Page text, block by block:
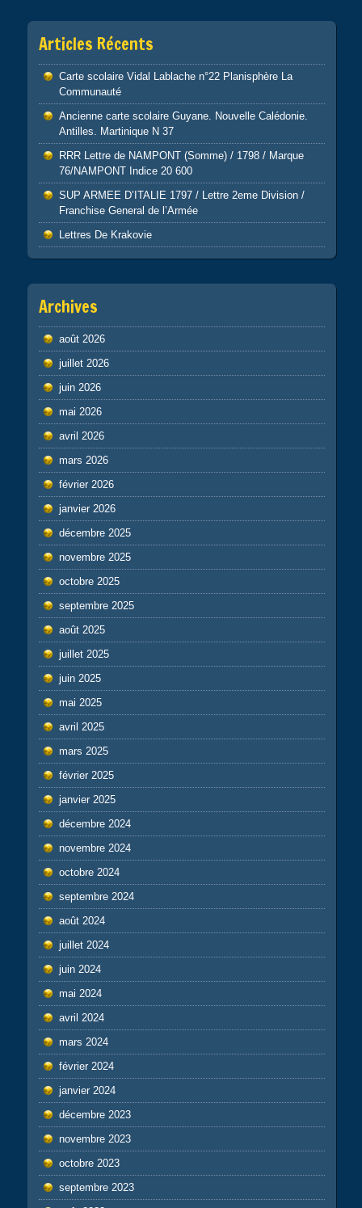
Articles Récents
Carte scolaire Vidal Lablache n°22 Planisphère La
Communauté
Ancienne carte scolaire Guyane. Nouvelle Calédonie.
Antilles. Martinique N 37
RRR Lettre de NAMPONT (Somme) / 1798 / Marque
76/NAMPONT Indice 20 600
SUP ARMEE D’ITALIE 1797 / Lettre 2eme Division /
Franchise General de l’Armée
Lettres De Krakovie
Archives
août 2026
juillet 2026
juin 2026
mai 2026
avril 2026
mars 2026
février 2026
janvier 2026
décembre 2025
novembre 2025
octobre 2025
septembre 2025
août 2025
juillet 2025
juin 2025
mai 2025
avril 2025
mars 2025
février 2025
janvier 2025
décembre 2024
novembre 2024
octobre 2024
septembre 2024
août 2024
juillet 2024
juin 2024
mai 2024
avril 2024
mars 2024
février 2024
janvier 2024
décembre 2023
novembre 2023
octobre 2023
septembre 2023